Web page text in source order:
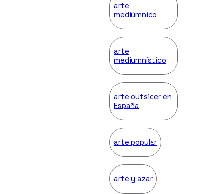
arte
mediúmnico
arte
mediumnístico
arte outsider en
España
arte popular
arte y azar